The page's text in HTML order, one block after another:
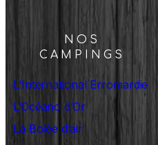
NOS
CAMPINGS
L’International Erromardie
L’Océano d’Or
La Bolée d’air